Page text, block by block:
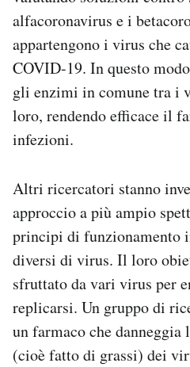
alfacoronavirus e i
appartengono i virus che
COVID-19. In questo
gli enzimi in comune tra i
loro, rendendo efficace il
infezioni.
Altri ricercatori stanno
approccio a più ampio
principi di funzionamento
diversi di virus. Il loro
sfruttato da vari virus per
replicarsi. Un gruppo di
un farmaco che
(cioè fatto di grassi) dei